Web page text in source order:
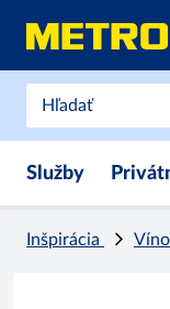
Služby
Inšpirácia Víno